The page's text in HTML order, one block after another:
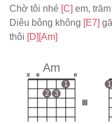
Chờ tôi nhé [C] em, trăm
Diêu bông không [E7]
thôi [D] [Am]
Am
x o
2 3
1
o
1